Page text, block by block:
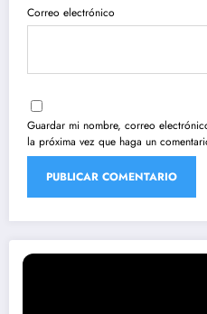
Correo electrónico
Guardar mi nombre, correo
la próxima vez que haga un